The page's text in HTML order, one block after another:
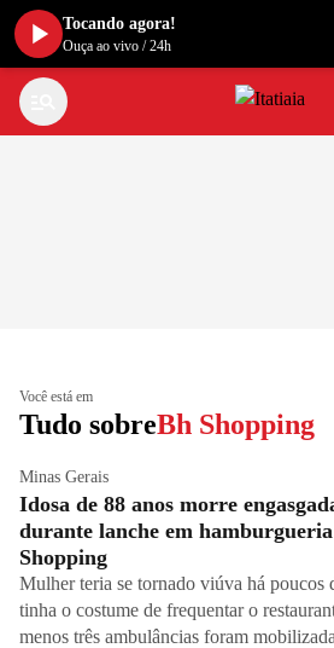
Você está em
Tudo sobreBh Shopping
Minas Gerais
Idosa de 88 anos morre
durante lanche em
Shopping
Mulher teria se tornado viúva há poucos
tinha o costume de frequentar o
menos três ambulâncias foram
Tocando agora!
Ouça ao vivo /24h